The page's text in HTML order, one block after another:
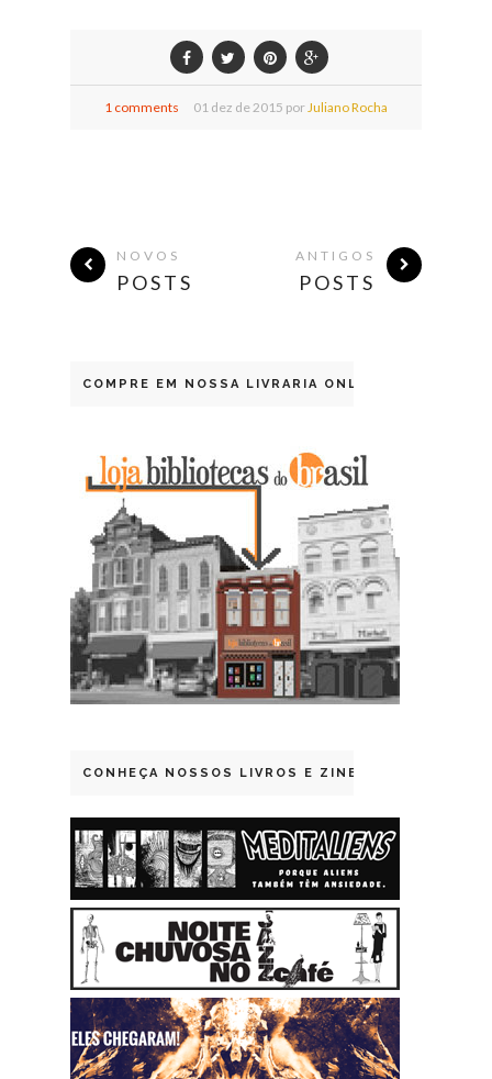
1 comments 01 dez de2015 porJuliano Rocha
NOVOS
POSTS
ANTIGOS
POSTS
COMPRE EM NOSSA LIVRARIA ONLINE
CONHEÇA NOSSOS LIVROS E ZINES